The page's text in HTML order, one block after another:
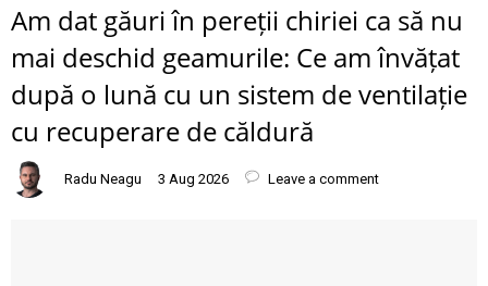
Am dat găuri în pereții chiriei ca să nu
mai deschid geamurile: Ce am învățat
după o lună cu un sistem de ventilație
cu recuperare de căldură
Radu Neagu 3 Aug 2026 Leave a comment